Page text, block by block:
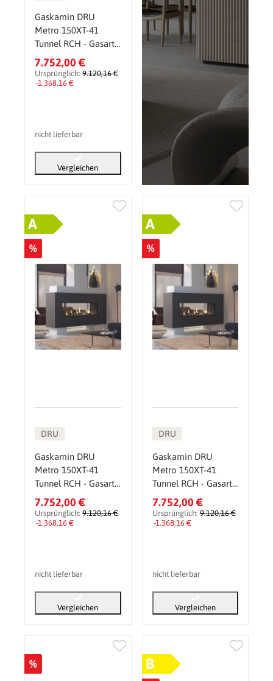
Gaskamin DRU
Metro 150XT-41
Tunnel RCH - Gasart:
Erdgas G31
(Propangas) -
Glasscheibe: ohne
7.752,00 €
Ursprünglich: 9.120,16 €
-1.368,16 €
nicht lieferbar
Vergleichen
A
%
DRU
Gaskamin DRU
Metro 150XT-41
Tunnel RCH - Gasart:
Erdgas G20 (H/E) -
Glasscheibe: ohne
CV-Glas - PowerVent
7.752,00 €
Ursprünglich: 9.120,16 €
-1.368,16 €
nicht lieferbar
Vergleichen
A
%
DRU
Gaskamin DRU
Metro 150XT-41
Tunnel RCH - Gasart:
Erdgas G25 (L/LL) -
Glasscheibe: ohne
CV-Glas - PowerVent
7.752,00 €
Ursprünglich:9.120,16 €
-1.368,16 €
nicht lieferbar
Vergleichen
% B